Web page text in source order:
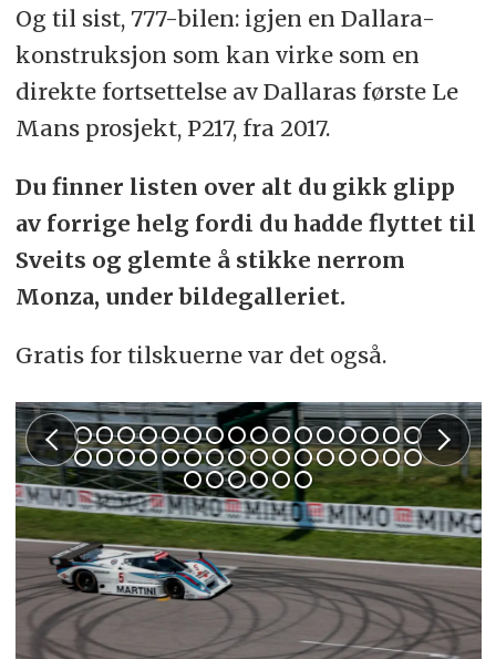
Og til sist, 777-bilen: igjen en Dallara-
konstruksjon som kan virke som en
direkte fortsettelse av Dallaras første Le
Mans prosjekt, P217, fra 2017.
Du finner listen over alt du gikk glipp
av forrige helg fordi du hadde flyttet til
Sveits og glemte å stikke nerrom
Monza, under bildegalleriet.
Gratis for tilskuerne var det også.